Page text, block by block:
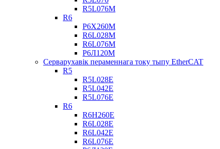
R5L076M
R6
Р6Х260М
R6L028M
R6L076M
Р6Л120М
Серварухавік пераменнага току тыпу EtherCAT
R5
R5L028E
R5L042E
R5L076E
R6
R6H260E
R6L028E
R6L042E
R6L076E